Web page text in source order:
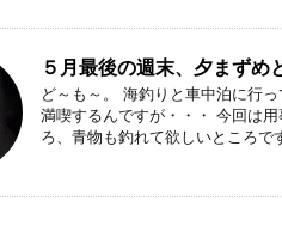
５月最後の週末、夕まずめ
ど～も～。 海釣りと車中泊に行
満喫するんですが・・・ 今回は
ろ、青物も釣れて欲しいところで